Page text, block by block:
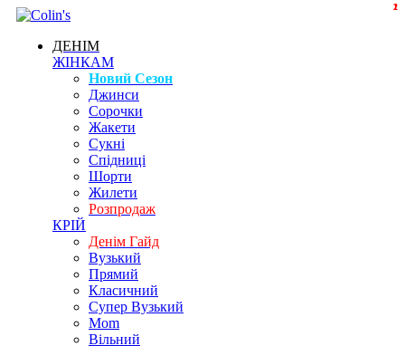
ДЕНІМ
ЖІНКАМ
Новий Сезон
Джинси
Сорочки
Жакети
Сукні
Спідниці
Шорти
Жилети
Розпродаж
КРІЙ
Денім Гайд
Вузький
Прямий
Класичний
Супер Вузький
Mom
Вільний
2
1